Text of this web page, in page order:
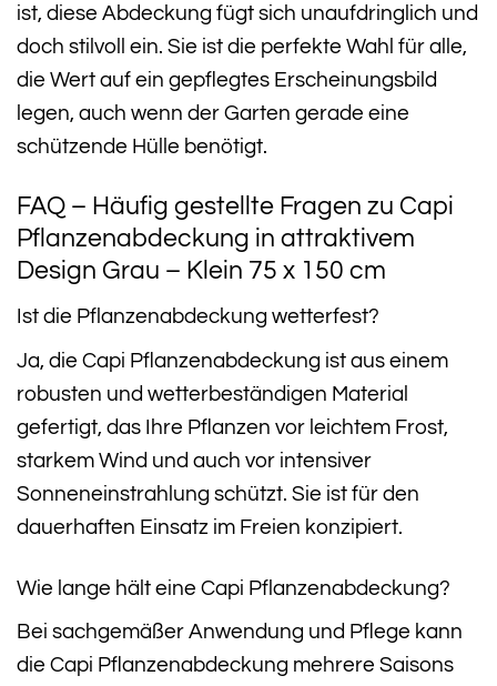
ist, diese Abdeckung fügt sich unaufdringlich und
doch stilvoll ein. Sie ist die perfekte Wahl für alle,
die Wert auf ein gepflegtes Erscheinungsbild
legen, auch wenn der Garten gerade eine
schützende Hülle benötigt.
FAQ – Häufig gestellte Fragen zu Capi
Pflanzenabdeckung in attraktivem
Design Grau – Klein 75 x 150 cm
Ist die Pflanzenabdeckung wetterfest?
Ja, die Capi Pflanzenabdeckung ist aus einem
robusten und wetterbeständigen Material
gefertigt, das Ihre Pflanzen vor leichtem Frost,
starkem Wind und auch vor intensiver
Sonneneinstrahlung schützt. Sie ist für den
dauerhaften Einsatz im Freien konzipiert.
Wie lange hält eine Capi Pflanzenabdeckung?
Bei sachgemäßer Anwendung und Pflege kann
die Capi Pflanzenabdeckung mehrere Saisons